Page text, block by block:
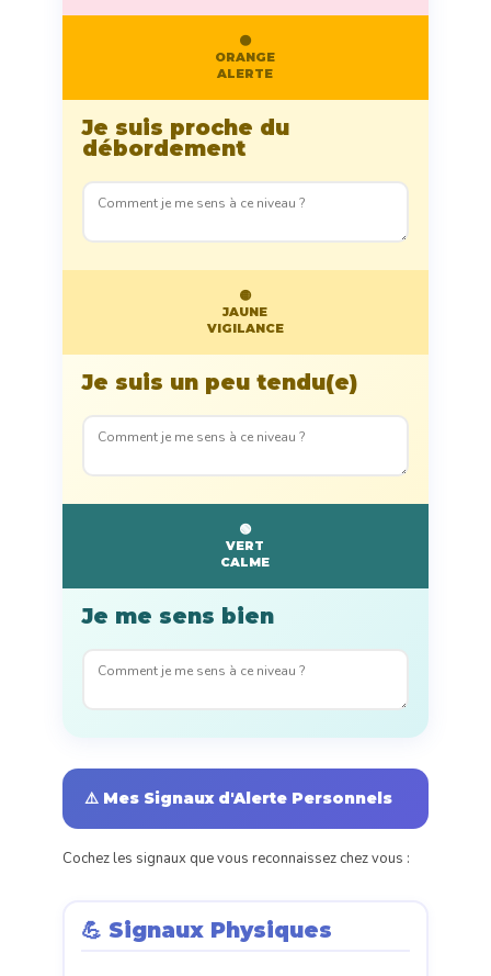
🟠
ORANGE
ALERTE
Je suis proche du
débordement
🟡
JAUNE
VIGILANCE
Je suis un peu tendu(e)
🟢
VERT
CALME
Je me sens bien
⚠️ Mes Signaux d'Alerte Personnels
Cochez les signaux que vous reconnaissez chez vous :
💪 Signaux Physiques